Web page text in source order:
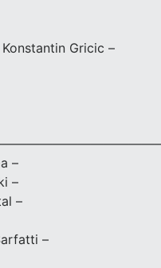
Gricic –
–
–
–
–